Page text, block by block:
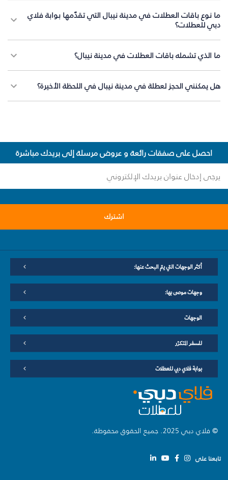
ما نوع باقات العطلات في مدينة نيبال التي تقدّمها بوابة فلاي
دبي للعطلات؟
ما الذي تشمله باقات العطلات في مدينة نيبال؟
هل يمكنني الحجز لعطلة في مدينة نيبال في اللحظة الأخيرة؟
احصل على صفقات رائعة و عروض مرسلة إلى بريدك مباشرة
اشترك
أكثر الوجهات التي يتم البحث عنها:
وجهات موصى بها:
الوجهات
للسفر المتكرّر
بوابة فلاي دبي للعطلات
© فلاي دبي 2025. جميع الحقوق محفوظة.
تابعنا على